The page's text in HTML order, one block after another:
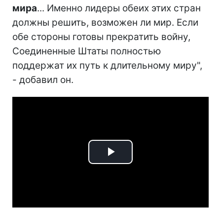
мира... Именно лидеры обеих этих стран
должны решить, возможен ли мир. Если
обе стороны готовы прекратить войну,
Соединенные Штаты полностью
поддержат их путь к длительному миру",
- добавил он.
Play